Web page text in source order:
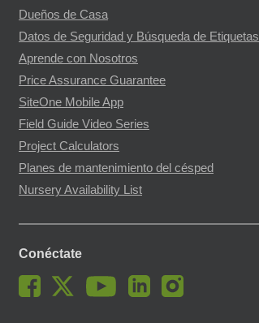
Dueños de Casa
Datos de Seguridad y Búsqueda de Etiquetas
Aprende con Nosotros
Price Assurance Guarantee
SiteOne Mobile App
Field Guide Video Series
Project Calculators
Planes de mantenimiento del césped
Nursery Availability List
Conéctate